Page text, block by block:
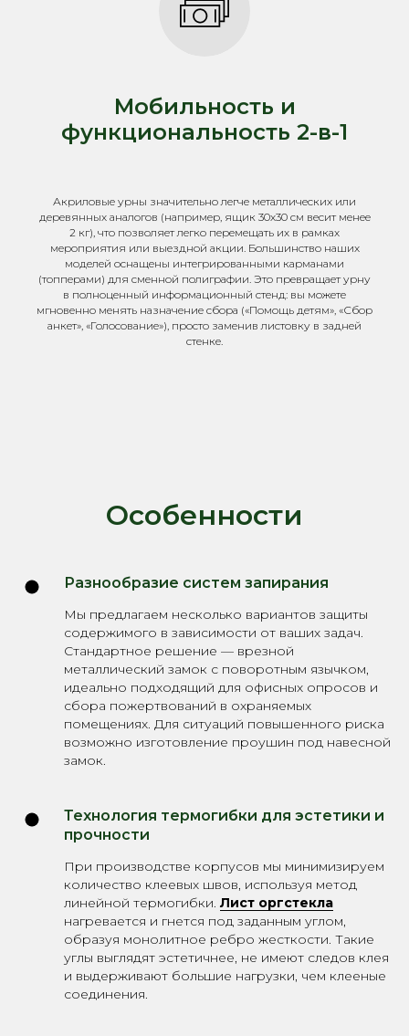
Мобильность и
функциональность 2-в-1
Акриловые урны значительно легче металлических или
деревянных аналогов (например, ящик 30х30 см весит менее
2 кг), что позволяет легко перемещать их в рамках
мероприятия или выездной акции. Большинство наших
моделей оснащены интегрированными карманами
(топперами) для сменной полиграфии. Это превращает урну
в полноценный информационный стенд: вы можете
мгновенно менять назначение сбора («Помощь детям», «Сбор
анкет», «Голосование»), просто заменив листовку в задней
стенке.
Особенности
Разнообразие систем запирания
Мы предлагаем несколько вариантов защиты
содержимого в зависимости от ваших задач.
Стандартное решение — врезной
металлический замок с поворотным язычком,
идеально подходящий для офисных опросов и
сбора пожертвований в охраняемых
помещениях. Для ситуаций повышенного риска
возможно изготовление проушин под навесной
замок.
Технология термогибки для эстетики и
прочности
При производстве корпусов мы минимизируем
количество клеевых швов, используя метод
линейной термогибки. Лист оргстекла
нагревается и гнется под заданным углом,
образуя монолитное ребро жесткости. Такие
углы выглядят эстетичнее, не имеют следов клея
и выдерживают большие нагрузки, чем клееные
соединения.